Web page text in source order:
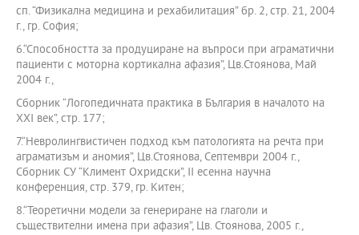
сп. “Физикална медицина и рехабилитация” бр. 2, стр. 21, 2004
г., гр. София;
6.“Способността за продуциране на въпроси при аграматични
пациенти с моторна кортикална афазия”, Цв.Стоянова, Май
2004 г.,
Сборник “Логопедичната практика в България в началото на
ХХІ век”, стр. 177;
7.“Невролингвистичен подход към патологията на речта при
аграматизъм и аномия”, Цв.Стоянова, Септември 2004 г.,
Сборник СУ “Климент Охридски”, ІІ есенна научна
конференция, стр. 379, гр. Китен;
8.“Теоретични модели за генериране на глаголи и
съществителни имена при афазия”, Цв. Стоянова, 2005 г.,